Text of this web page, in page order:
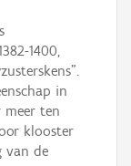
1400,
in
meer ten
klooster
van de